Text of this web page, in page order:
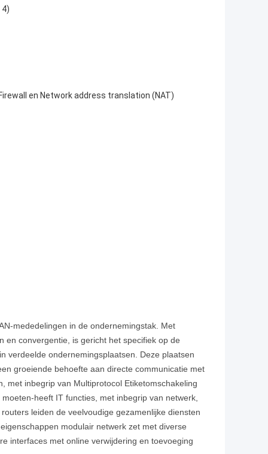
4)
en Network address translation (NAT)
mededelingen in de ondernemingstak. Met
en convergentie, is gericht het specifiek op de
verdeelde ondernemingsplaatsen. Deze plaatsen
groeiende behoefte aan directe communicatie met
met inbegrip van Multiprotocol Etiketomschakeling
heeft IT functies, met inbegrip van netwerk,
leiden de veelvoudige gezamenlijke diensten
modulair netwerk zet met diverse
interfaces met online verwijdering en toevoeging